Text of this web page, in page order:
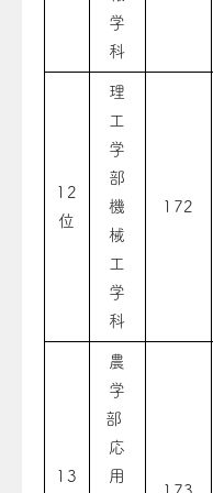
学
科
12
位
理
工
学
部
機
械
工
学
科
172
13
農
学
部
応
用